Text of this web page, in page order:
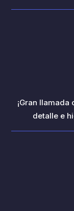
¡Gran
detalle e